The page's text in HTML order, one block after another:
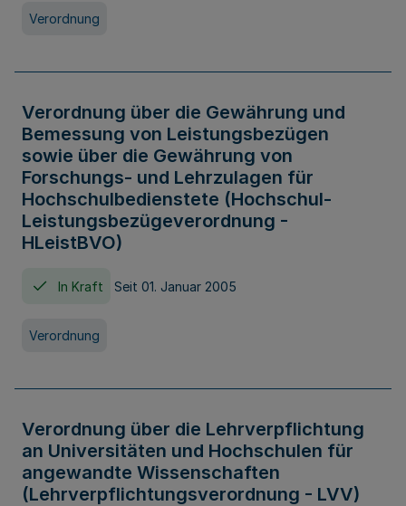
Verordnung
Verordnung über die Gewährung und
Bemessung von Leistungsbezügen
sowie über die Gewährung von
Forschungs- und Lehrzulagen für
Hochschulbedienstete (Hochschul-
Leistungsbezügeverordnung -
HLeistBVO)
In Kraft Seit 01. Januar 2005
Verordnung
Verordnung über die Lehrverpflichtung
an Universitäten und Hochschulen für
angewandte Wissenschaften
(Lehrverpflichtungsverordnung - LVV)